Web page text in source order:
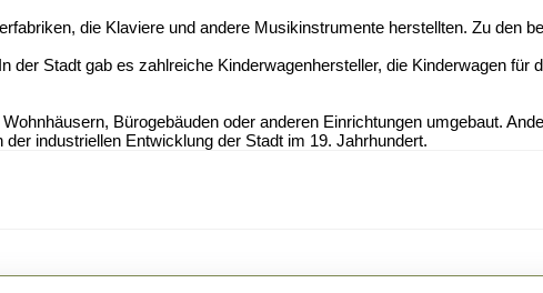
die Klaviere und andere Musikinstrumente herstellten. Zu den
Stadt gab es zahlreiche Kinderwagenhersteller, die Kinderwagen für
Bürogebäuden oder anderen Einrichtungen umgebaut.
industriellen Entwicklung der Stadt im 19. Jahrhundert.